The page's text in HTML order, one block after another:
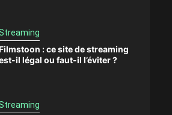
: ce site de streaming
il légal ou faut-il l’éviter ?